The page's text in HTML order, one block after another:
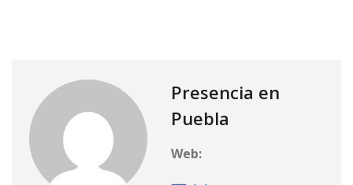
Presencia en
Puebla
Web: